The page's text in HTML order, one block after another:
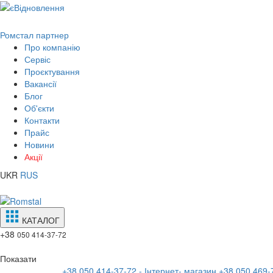
Ромстал партнер
Про компанію
Сервіс
Проєктування
Вакансії
Блог
Об'єкти
Контакти
Прайс
Новини
Акції
UKR RUS
КАТАЛОГ
+38 050 414-37-72
Показати
+38 050 414-37-72 - Інтернет- магазин +38 050